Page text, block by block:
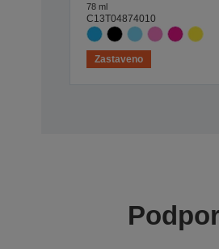
78 ml
C13T04874010
Zastaveno